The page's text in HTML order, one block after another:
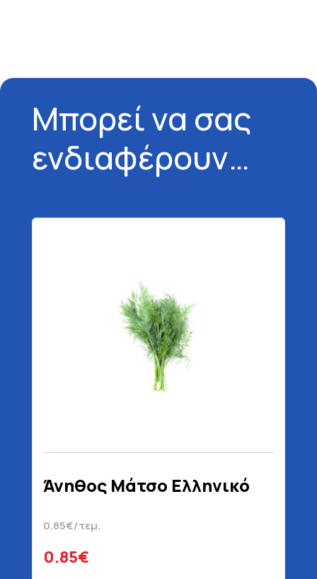
Μπορεί να σας
ενδιαφέρουν…
Άνηθος Μάτσο Ελληνικό
0.85€/τεμ.
0.85€